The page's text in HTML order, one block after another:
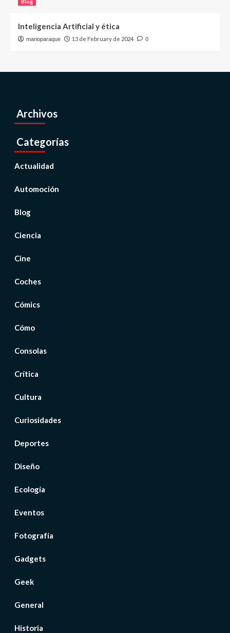
Inteligencia Artificial y ética
marioparaque 13 de February de 2024 0
Archivos
Categorías
Actualidad
Automoción
Blog
Ciencia
Cine
Coches
Cómics
Cómo
Consolas
Crítica
Cultura
Curiosidades
Deportes
Diseño
Ecología
Eventos
Fotografía
Gadgets
Geek
General
Historia